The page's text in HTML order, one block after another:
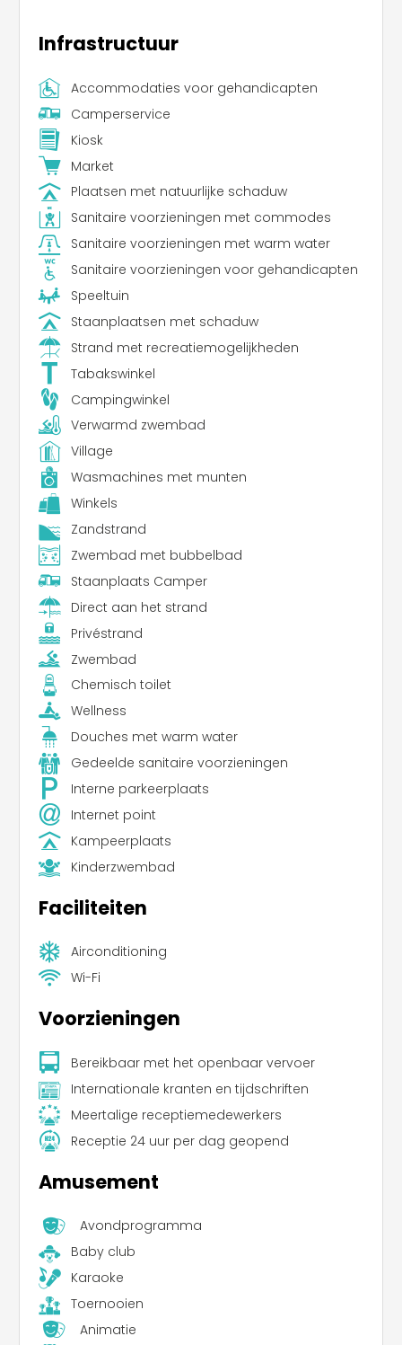
Infrastructuur
Accommodaties voor gehandicapten
Camperservice
Kiosk
Market
Plaatsen met natuurlijke schaduw
Sanitaire voorzieningen met commodes
Sanitaire voorzieningen met warm water
Sanitaire voorzieningen voor gehandicapten
Speeltuin
Staanplaatsen met schaduw
Strand met recreatiemogelijkheden
Tabakswinkel
Campingwinkel
Verwarmd zwembad
Village
Wasmachines met munten
Winkels
Zandstrand
Zwembad met bubbelbad
Staanplaats Camper
Direct aan het strand
Privéstrand
Zwembad
Chemisch toilet
Wellness
Douches met warm water
Gedeelde sanitaire voorzieningen
Interne parkeerplaats
Internet point
Kampeerplaats
Kinderzwembad
Faciliteiten
Airconditioning
Wi-Fi
Voorzieningen
Bereikbaar met het openbaar vervoer
Internationale kranten en tijdschriften
Meertalige receptiemedewerkers
Receptie 24 uur per dag geopend
Amusement
Avondprogramma
Baby club
Karaoke
Toernooien
Animatie